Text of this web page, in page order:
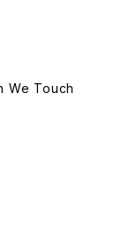
We Touch